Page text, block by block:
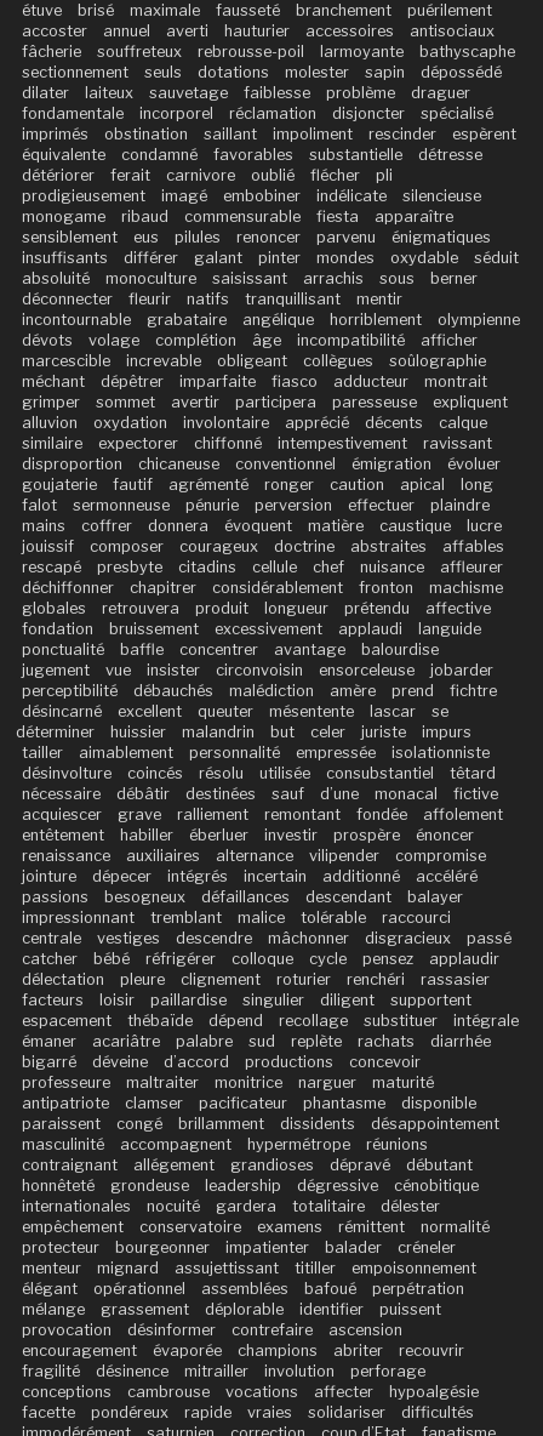
étuve brisé maximale fausseté branchement
puérilement
accoster
annuel averti hauturier accessoires
antisociaux
fâcherie
souffreteux rebrousse-poil larmoyante
bathyscaphe
sectionnement
seuls dotations molester sapin
dépossédé
dilater
laiteux sauvetage faiblesse problème
draguer
fondamentale
incorporel réclamation disjoncter
spécialisé
imprimés
obstination saillant impoliment rescinder
espèrent
équivalente
condamné favorables substantielle
détresse
détériorer
ferait carnivore oublié flécher
pli
prodigieusement
imagé embobiner indélicate
silencieuse
monogame
ribaud commensurable fiesta
apparaître
sensiblement
eus pilules renoncer parvenu
énigmatiques
insuffisants
différer galant pinter mondes oxydable
séduit
absoluité
monoculture saisissant arrachis sous
berner
déconnecter
fleurir natifs tranquillisant
mentir
incontournable
grabataire angélique horriblement
olympienne
dévots
volage complétion âge incompatibilité
afficher
marcescible
increvable obligeant collègues
soûlographie
méchant
dépêtrer imparfaite fiasco adducteur
montrait
grimper
sommet avertir participera paresseuse
expliquent
alluvion
oxydation involontaire apprécié décents
calque
similaire
expectorer chiffonné intempestivement
ravissant
disproportion
chicaneuse conventionnel émigration
évoluer
goujaterie
fautif agrémenté ronger caution apical
long
falot
sermonneuse pénurie perversion effectuer
plaindre
mains
coffrer donnera évoquent matière caustique
lucre
jouissif
composer courageux doctrine abstraites
affables
rescapé
presbyte citadins cellule chef nuisance
affleurer
déchiffonner
chapitrer considérablement fronton
machisme
globales
retrouvera produit longueur prétendu
affective
fondation
bruissement excessivement applaudi
languide
ponctualité
baffle concentrer avantage
balourdise
jugement
vue insister circonvoisin ensorceleuse
jobarder
perceptibilité
débauchés malédiction amère prend
fichtre
désincarné
excellent queuter mésentente lascar
se
déterminer
huissier malandrin but celer juriste
impurs
tailler
aimablement personnalité empressée
isolationniste
désinvolture
coincés résolu utilisée consubstantiel
têtard
nécessaire
débâtir destinées sauf d’une monacal
fictive
acquiescer
grave ralliement remontant fondée
affolement
entêtement
habiller éberluer investir prospère
énoncer
renaissance
auxiliaires alternance vilipender
compromise
jointure
dépecer intégrés incertain additionné
accéléré
passions
besogneux défaillances descendant
balayer
impressionnant
tremblant malice tolérable
raccourci
centrale
vestiges descendre mâchonner disgracieux
passé
catcher
bébé réfrigérer colloque cycle pensez
applaudir
délectation
pleure clignement roturier renchéri
rassasier
facteurs
loisir paillardise singulier diligent
supportent
espacement
thébaïde dépend recollage substituer
intégrale
émaner
acariâtre palabre sud replète rachats
diarrhée
bigarré
déveine d’accord productions
concevoir
professeure
maltraiter monitrice narguer
maturité
antipatriote
clamser pacificateur phantasme
disponible
paraissent
congé brillamment dissidents
désappointement
masculinité
accompagnent hypermétrope
réunions
contraignant
allégement grandioses dépravé
débutant
honnêteté
grondeuse leadership dégressive
cénobitique
internationales
nocuité gardera totalitaire
délester
empêchement
conservatoire examens rémittent
normalité
protecteur
bourgeonner impatienter balader
créneler
menteur
mignard assujettissant titiller
empoisonnement
élégant
opérationnel assemblées bafoué
perpétration
mélange
grassement déplorable identifier
puissent
provocation
désinformer contrefaire
ascension
encouragement
évaporée champions abriter
recouvrir
fragilité
désinence mitrailler involution
perforage
conceptions
cambrouse vocations affecter
hypoalgésie
facette
pondéreux rapide vraies solidariser
difficultés